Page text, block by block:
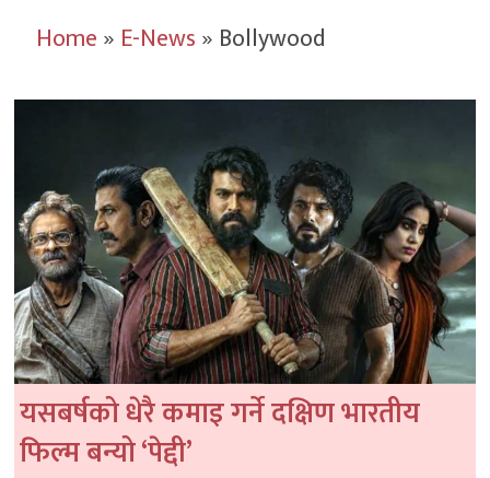
Home» E-News» Bollywood
यसबर्षको धेरै कमाइ गर्ने दक्षिण भारतीय
फिल्म बन्यो ‘पेद्दी’